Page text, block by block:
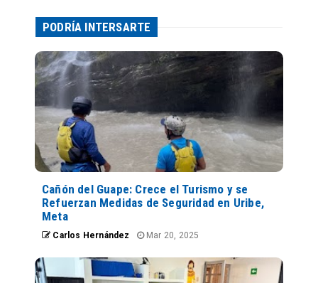
PODRÍA INTERSARTE
Cañón del Guape: Crece el Turismo y se
Refuerzan Medidas de Seguridad en Uribe,
Meta
Carlos Hernández Mar 20, 2025